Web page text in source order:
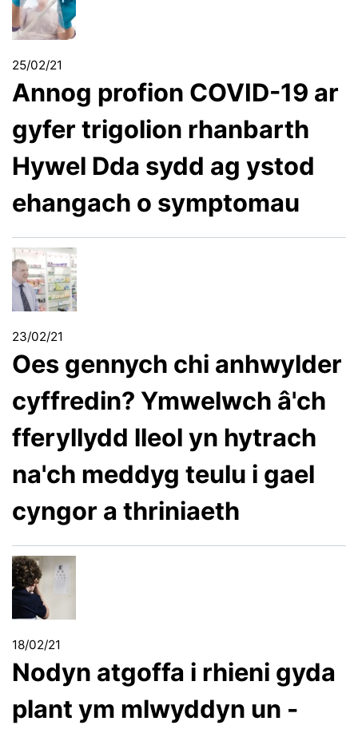
25/02/21
Annog profion COVID-19 ar
gyfer trigolion rhanbarth
Hywel Dda sydd ag ystod
ehangach o symptomau
23/02/21
Oes gennych chi anhwylder
cyffredin? Ymwelwch â'ch
fferyllydd lleol yn hytrach
na'ch meddyg teulu i gael
cyngor a thriniaeth
18/02/21
Nodyn atgoffa i rhieni gyda
plant ym mlwyddyn un -